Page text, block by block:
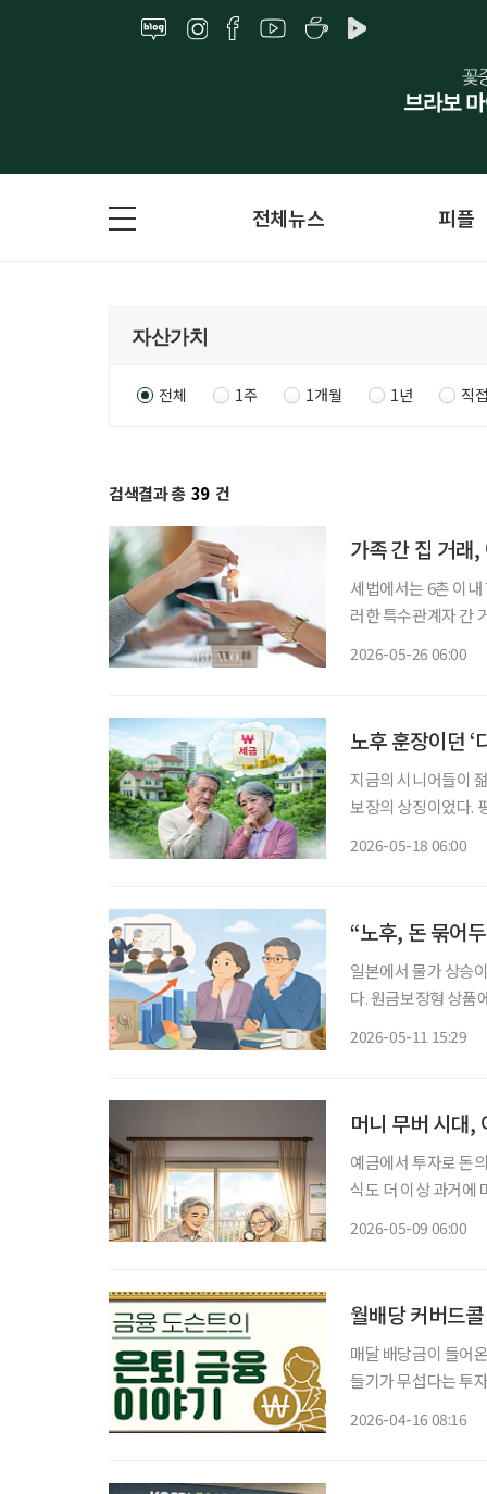
전체뉴스 피플
전체 1주 1개월 1년 직
검색결과 총 39 건
가족 간 집 거래
세법에서는 6촌 이
러한 특수관계자 간
2026-05-26 06:00
노후 훈장이던 ‘
지금의 시니어들이
보장의 상징이었다.
2026-05-18 06:00
“노후, 돈 묶어
일본에서 물가 상승
다. 원금보장형 상품
2026-05-11 15:29
머니 무버 시대,
예금에서 투자로 돈의 흐름이 바뀌고 있다.
식도 더 이상 과거에
2026-05-09 06:00
월배당 커버드
매달 배당금이 들어온다면, 노후
들기가 무섭다는 투
2026-04-16 08:16